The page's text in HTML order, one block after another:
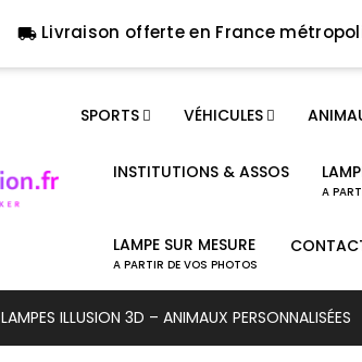
local_shipping Livraison offerte en France
SPORTS VÉHICULES
INSTITUTIONS & ASSOS
A
LAMPE SUR MESURE
A PARTIR DE VOS PHOTOS
LAMPES ILLUSION 3D – ANIMAUX PERSONNALISÉES